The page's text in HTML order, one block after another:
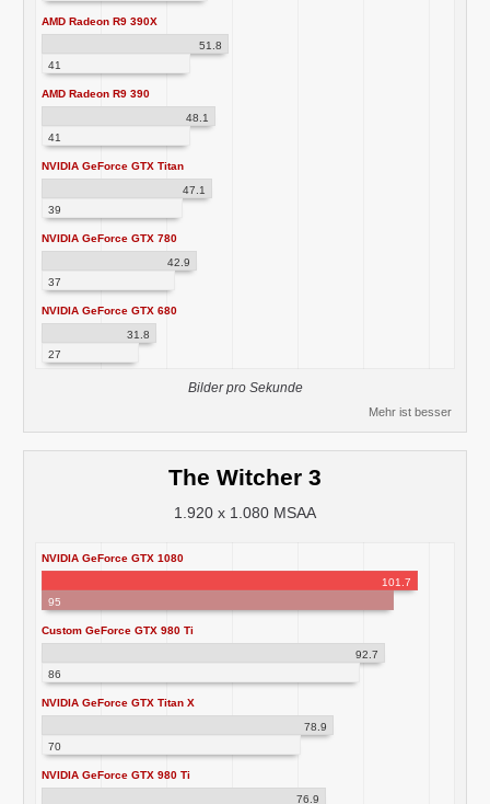
AMD Radeon R9 390X
51.8
41
AMD Radeon R9 390
48.1
41
NVIDIA GeForce GTX Titan
47.1
39
NVIDIA GeForce GTX 780
42.9
37
NVIDIA GeForce GTX 680
31.8
27
Bilder pro Sekunde
Mehr ist besser
The Witcher 3
1.920 x 1.080 MSAA
NVIDIA GeForce GTX 1080
101.7
95
Custom GeForce GTX 980 Ti
92.7
86
NVIDIA GeForce GTX Titan X
78.9
70
NVIDIA GeForce GTX 980 Ti
76.9